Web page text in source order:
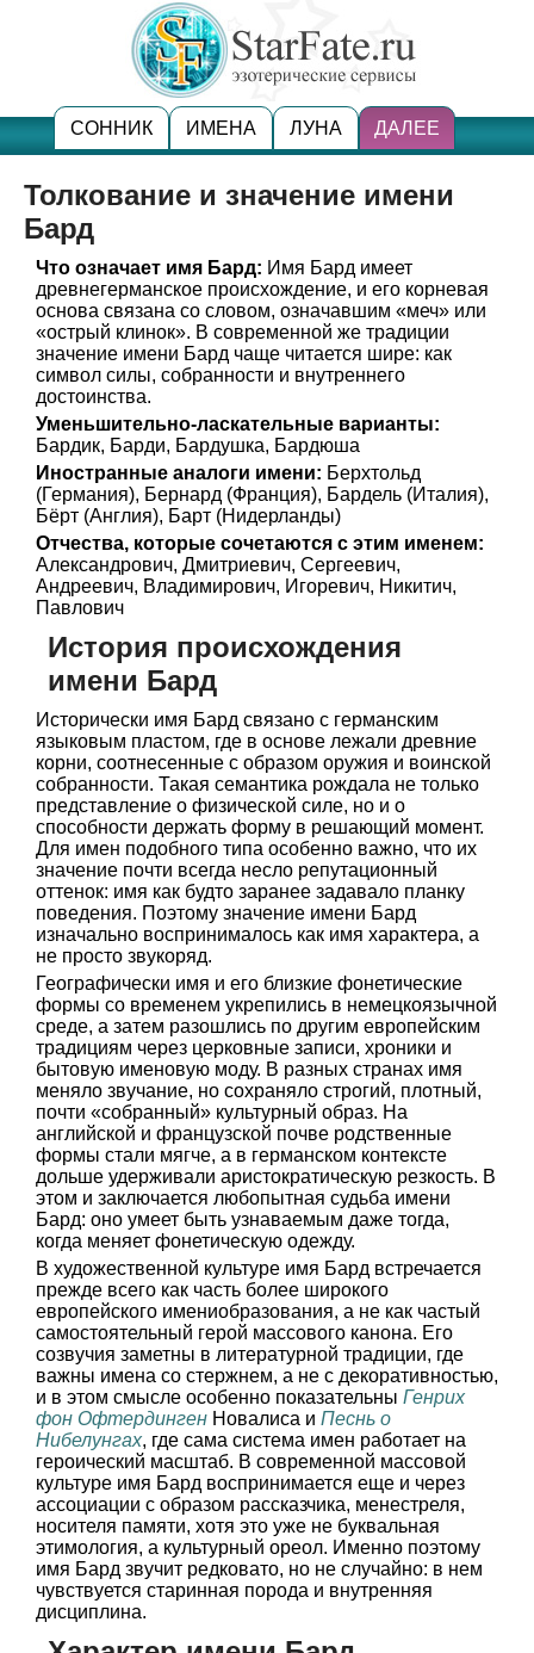
СОННИК ИМЕНА ЛУНА ДАЛЕЕ
Толкование и значение имени
Бард
Что означает имя Бард: Имя Бард имеет
древнегерманское происхождение, и его корневая
основа связана со словом, означавшим «меч» или
«острый клинок». В современной же традиции
значение имени Бард чаще читается шире: как
символ силы, собранности и внутреннего
достоинства.
Уменьшительно-ласкательные варианты:
Бардик, Барди, Бардушка, Бардюша
Иностранные аналоги имени: Берхтольд
(Германия), Бернард (Франция), Бардель (Италия),
Бёрт (Англия), Барт (Нидерланды)
Отчества, которые сочетаются с этим именем:
Александрович, Дмитриевич, Сергеевич,
Андреевич, Владимирович, Игоревич, Никитич,
Павлович
История происхождения
имени Бард
Исторически имя Бард связано с германским
языковым пластом, где в основе лежали древние
корни, соотнесенные с образом оружия и воинской
собранности. Такая семантика рождала не только
представление о физической силе, но и о
способности держать форму в решающий момент.
Для имен подобного типа особенно важно, что их
значение почти всегда несло репутационный
оттенок: имя как будто заранее задавало планку
поведения. Поэтому значение имени Бард
изначально воспринималось как имя характера, а
не просто звукоряд.
Географически имя и его близкие фонетические
формы со временем укрепились в немецкоязычной
среде, а затем разошлись по другим европейским
традициям через церковные записи, хроники и
бытовую именовую моду. В разных странах имя
меняло звучание, но сохраняло строгий, плотный,
почти «собранный» культурный образ. На
английской и французской почве родственные
формы стали мягче, а в германском контексте
дольше удерживали аристократическую резкость. В
этом и заключается любопытная судьба имени
Бард: оно умеет быть узнаваемым даже тогда,
когда меняет фонетическую одежду.
В художественной культуре имя Бард встречается
прежде всего как часть более широкого
европейского имениобразования, а не как частый
самостоятельный герой массового канона. Его
созвучия заметны в литературной традиции, где
важны имена со стержнем, а не с декоративностью,
и в этом смысле особенно показательны Генрих
фон Офтердинген Новалиса и Песнь о
Нибелунгах, где сама система имен работает на
героический масштаб. В современной массовой
культуре имя Бард воспринимается еще и через
ассоциации с образом рассказчика, менестреля,
носителя памяти, хотя это уже не буквальная
этимология, а культурный ореол. Именно поэтому
имя Бард звучит редковато, но не случайно: в нем
чувствуется старинная порода и внутренняя
дисциплина.